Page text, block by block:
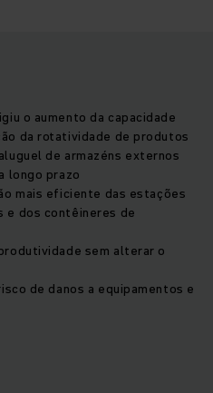
o aumento da capacidade
da rotatividade de produtos
de armazéns externos
longo prazo
mais eficiente das estações
e dos contêineres de
sem alterar o
de danos a equipamentos e